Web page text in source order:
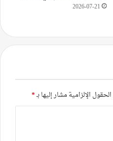
2026-07-21
الحقول الإلزامية مشار إليها بـ*